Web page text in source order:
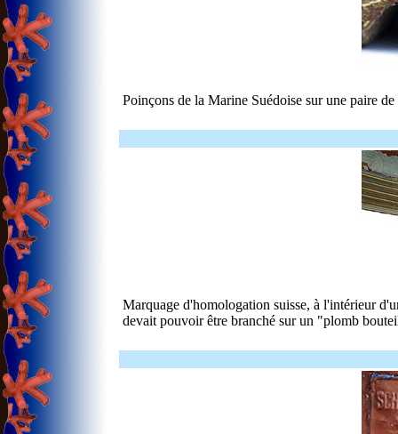
Poinçons de la Marine Suédoise sur une paire
Marquage d'homologation suisse, à l'intérieur
devait pouvoir être branché sur un "plomb